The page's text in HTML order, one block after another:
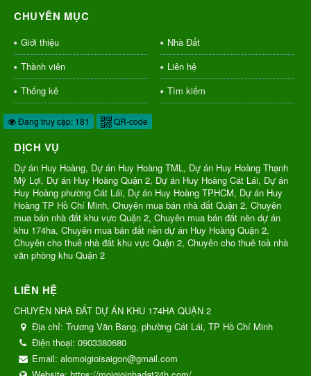
CHUYÊN MỤC
Giới thiệu
Nhà Đất
Thành viên
Liên hệ
Thống kê
Tìm kiếm
Đang truy cập: 181 QR-code
DỊCH VỤ
Dự án Huy Hoàng, Dự án Huy Hoàng TML, Dự án Huy Hoàng Thạnh
Mỹ Lợi, Dự án Huy Hoàng Quận 2, Dự án Huy Hoàng Cát Lái, Dự án
Huy Hoàng phường Cát Lái, Dự án Huy Hoàng TPHCM, Dự án Huy
Hoàng TP Hồ Chí Minh, Chuyên mua bán nhà đất Quận 2, Chuyên
mua bán nhà đất khu vực Quận 2, Chuyên mua bán đất nền dự án
khu 174ha, Chuyên mua bán đất nền dự án Huy Hoàng Quận 2,
Chuyên cho thuê nhà đất khu vực Quận 2, Chuyên cho thuê toà nhà
văn phòng khu Quận 2
LIÊN HỆ
CHUYÊN NHÀ ĐẤT DỰ ÁN KHU 174HA QUẬN 2
Địa chỉ: Trương Văn Bang, phường Cát Lái, TP Hồ Chí Minh
Điện thoại: 0903380680
Email: alomoigioisaigon@gmail.com